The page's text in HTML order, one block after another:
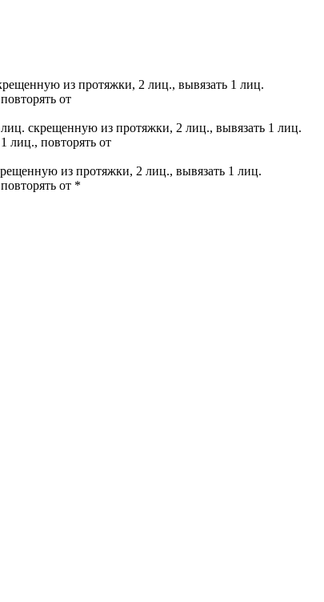
из протяжки, 2 лиц., вывязать 1 лиц.
от
скрещенную из протяжки, 2 лиц., вывязать 1 лиц.
лиц., повторять от
из протяжки, 2 лиц., вывязать 1 лиц.
от *